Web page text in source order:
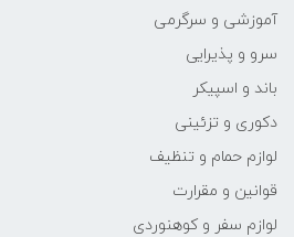
آموزشی و سرگرمی
سرو و پذیرایی
باند و اسپیکر
دکوری و تزئینی
لوازم حمام و تنظیف
قوانین و مقرارت
لوازم سفر و کوهنوردی